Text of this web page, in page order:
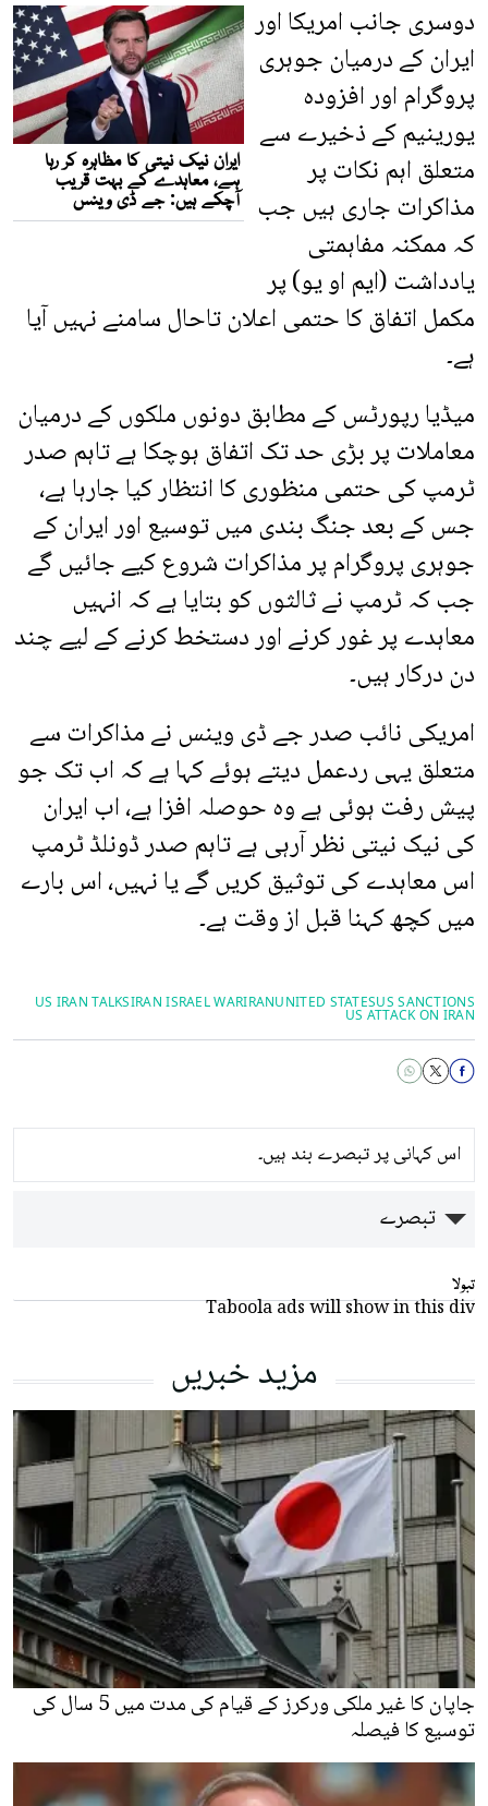
دوسری جانب امریکا اور
ایران کے درمیان جوہری
پروگرام اور افزودہ
یورینیم کے ذخیرے سے
متعلق اہم نکات پر
مذاکرات جاری ہیں جب
کہ ممکنہ مفاہمتی
یادداشت (ایم او یو) پر
مکمل اتفاق کا حتمی اعلان تاحال سامنے نہیں آیا
ہے۔
میڈیا رپورٹس کے مطابق دونوں ملکوں کے درمیان
معاملات پر بڑی حد تک اتفاق ہوچکا ہے تاہم صدر
ٹرمپ کی حتمی منظوری کا انتظار کیا جارہا ہے،
جس کے بعد جنگ بندی میں توسیع اور ایران کے
جوہری پروگرام پر مذاکرات شروع کیے جائیں گے
جب کہ ٹرمپ نے ثالثوں کو بتایا ہے کہ انہیں
معاہدے پر غور کرنے اور دستخط کرنے کے لیے چند
دن درکار ہیں۔
امریکی نائب صدر جے ڈی وینس نے مذاکرات سے
متعلق یہی ردعمل دیتے ہوئے کہا ہے کہ اب تک جو
پیش رفت ہوئی ہے وہ حوصلہ افزا ہے، اب ایران
کی نیک نیتی نظر آرہی ہے تاہم صدر ڈونلڈ ٹرمپ
اس معاہدے کی توثیق کریں گے یا نہیں، اس بارے
میں کچھ کہنا قبل از وقت ہے۔
US SANCTIONS
UNITED STATES
IRAN
IRAN ISRAEL WAR
US IRAN TALKS
US ATTACK ON IRAN
اس کہانی پر تبصرے بند ہیں۔
تبصرے
تبولا
Taboola ads will show in this div
مزید خبریں
جاپان کا غیر ملکی ورکرز کے قیام کی مدت میں 5 سال کی
توسیع کا فیصلہ